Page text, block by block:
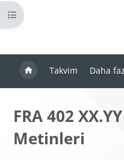
Takvim Daha
Kurs dizinini aç
FRA 402
Metinleri